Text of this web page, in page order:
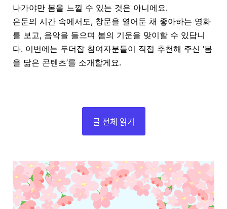
나가야만 봄을 느낄 수 있는 것은 아니에요.
은둔의 시간 속에서도, 창문을 열어둔 채 좋아하는 영화
를 보고, 음악을 들으며 봄의 기운을 맞이할 수 있답니
다. 이번에는 두더잡 참여자분들이 직접 추천해 주신 ‘봄
을 닮은 콘텐츠’를 소개할게요.
글 전체 읽기